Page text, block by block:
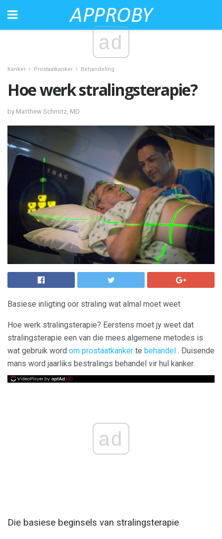
ad
Kanker Prostaatkanker Behandeling
Hoe werk stralingsterapie?
by Matthew Schmitz, MD
Basiese inligting oor straling wat almal moet weet
Hoe werk stralingsterapie? Eerstens moet jy weet dat
stralingsterapie een van die mees algemene metodes is
wat gebruik word om prostaatkanker te behandel . Duisende
mans word jaarliks ​​bestralings behandel vir hul kanker.
ad
Die basiese beginsels van stralingsterapie